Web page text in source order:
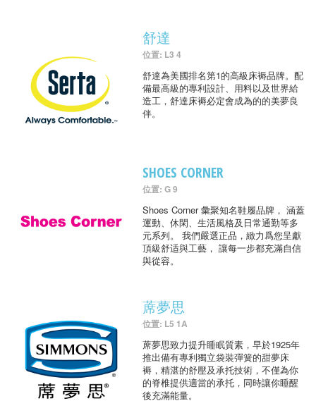
舒達
位置: L3 4
舒達為美國排名第1的高級床褥品牌。配
備最高級的專利設計、用料以及世界給
造工，舒達床褥必定會成為的的美夢良
伴。
SHOES CORNER
位置: G 9
Shoes Corner 彙聚知名鞋履品牌， 涵蓋
運動、休閑、生活風格及日常通勤等多
元系列。 我們嚴選正品，緻力爲您呈獻
頂級舒适與工藝， 讓每一步都充滿自信
與從容。
蓆夢思
位置: L5 1A
蓆夢思致力提升睡眠質素，早於1925年
推出備有專利獨立袋裝彈簧的甜夢床
褥，精湛的舒壓及承托技術，不僅為你
的脊椎提供適當的承托，同時讓你睡醒
後充滿能量。